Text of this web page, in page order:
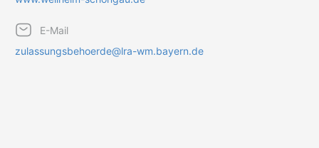
E-Mail
zulassungsbehoerde@lra-wm.bayern.de